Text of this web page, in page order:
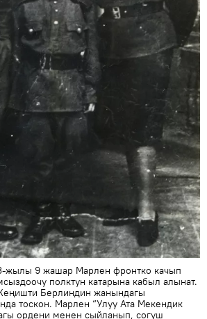
жылы 9 жашар Марлен фронтко качып
полктун катарына кабыл алынат.
Берлиндин жанындагы
тоскон. Марлен “Улуу Ата Мекендик
ордени менен сыйланып, согуш